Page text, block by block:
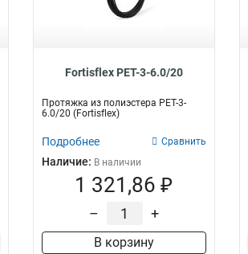
Fortisflex PET-3-6.0/20
Протяжка из полиэстера PET-3-
6.0/20 (Fortisflex)
Подробнее Сравнить
Наличие: В наличии
1 321,86 ₽
– +
В корзину